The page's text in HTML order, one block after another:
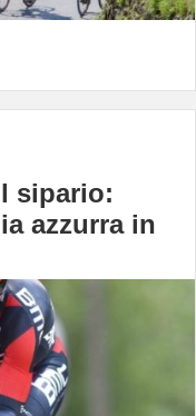
sipario:
azzurra in